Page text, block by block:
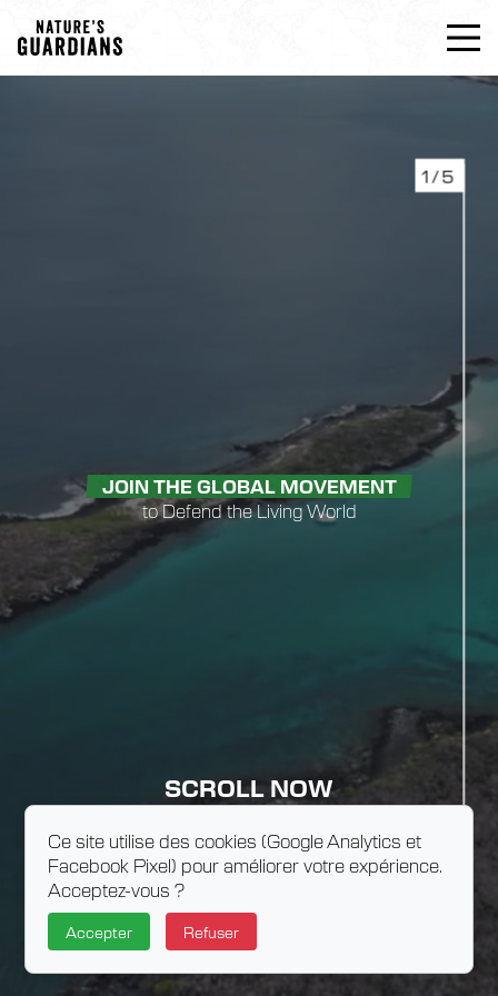
Ce site utilise des cookies (Google Analytics et
Facebook Pixel) pour améliorer votre expérience.
Acceptez-vous ?
Accepter Refuser
1/5
JOIN THE GLOBAL MOVEMENT
to Defend the Living World
SCROLL NOW